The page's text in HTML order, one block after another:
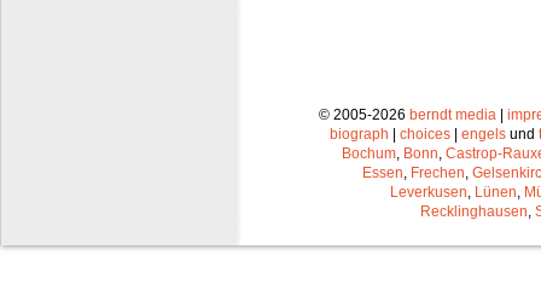
© 2005-2026 berndt media |
biograph | choices | engels und
Bochum Bonn Castrop-
Essen Frechen
Leverkusen Lünen
Recklinghausen